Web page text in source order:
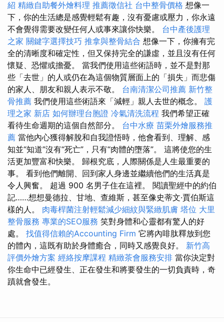
紹 精緻自助餐外燴料理 推薦徵信社 台中整骨價格 想像一
下，你的生活總是感覺輕鬆有趣，沒有憂慮或壓力，你永遠
不會覺得需要改變任何人或事來讓你快樂。 台中產後護理
之家 關鍵字選擇技巧 推拿與整骨結合 想像一下，你擁有完
全的清晰度和確定性，但又保持完全的謙虛，並且沒有任何
懷疑、恐懼或擔憂。 當我們使用這些術語時，並不是對那
些「去世」的人或仍在為這個物質層面上的「損失」而悲傷
的家人、朋友和親人表示不敬。 台南清潔公司推薦 新竹整
骨推薦 我們使用這些術語來「減輕」親人去世的概念。 護
理之家 新店 如何辦理台胞證 冷氣清洗流程 我們希望正確
看待生命週期的這個自然部分。 台中水療 苗栗外燴服務推
薦 當他內心獲得解脫和自我證悟時，他會看到、理解、感
知並“知道”沒有“死亡”，只有“肉體的墮落”。 這將使您的生
活更加豐富和快樂。 歸根究底，人際關係是人生最重要的
事。 看到他們離開、回到家人身邊並繼續他們的生活真是
令人興奮。 超過 900 名男子住在這裡。 閱讀聖經中的約伯
記……想想曼德拉、甘地、查維斯，甚至像史蒂文·賈伯斯這
樣的人。 肉毒桿菌注射輕鬆減少細紋與緊緻肌膚 塔位 大里
整骨服務 專業的SEO服務 笑對身體和心靈都有驚人的好
處。 找值得信賴的Accounting Firm 它將內啡肽釋放到您
的體內，這既有助於身體癒合，同時又感覺良好。 新竹高
評價外燴方案 經絡按摩課程 精緻茶會服務安排 當你決定對
你生命中已經發生、正在發生和將要發生的一切負責時，奇
蹟就會發生。